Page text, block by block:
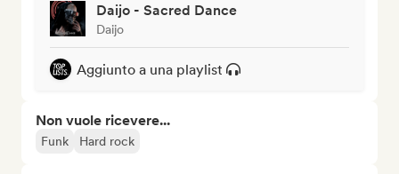
Daijo - Sacred Dance
Daijo
Aggiunto a una playlist
Non vuole ricevere...
Funk Hard rock